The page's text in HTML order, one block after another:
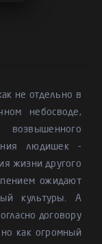
не отдельно в
небосводе,
возвышенного
людишек -
жизни другого
ожидают
культуры. А
договору
как огромный